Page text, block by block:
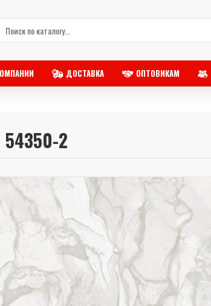
ДОСТАВКА ОПТОВИКАМ
2